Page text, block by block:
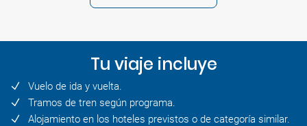
Tu viaje incluye
Vuelo de ida y vuelta.
Tramos de tren según programa.
Alojamiento en los hoteles previstos o de categoría similar.